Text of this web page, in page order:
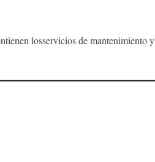
losservicios de mantenimiento y